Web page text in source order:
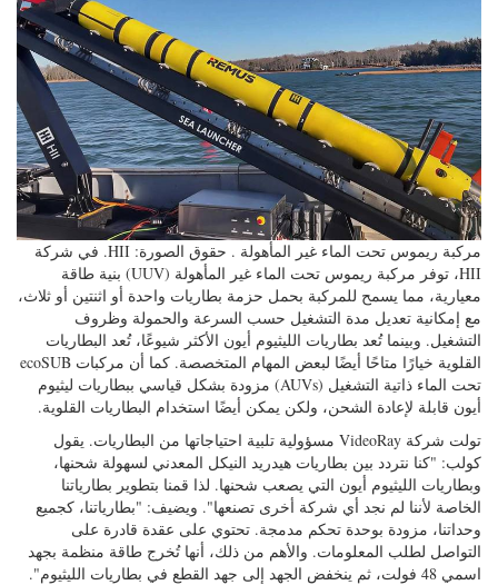
مركبة ريموس تحت الماء غير المأهولة . حقوق الصورة: HII.
في شركة
HII، توفر مركبة ريموس تحت الماء غير المأهولة (UUV) بنية طاقة
معيارية، مما يسمح للمركبة بحمل حزمة بطاريات واحدة أو اثنتين أو ثلاث،
مع إمكانية تعديل مدة التشغيل حسب السرعة والحمولة وظروف
التشغيل. وبينما تُعد بطاريات الليثيوم أيون الأكثر شيوعًا، تُعد البطاريات
القلوية خيارًا متاحًا أيضًا لبعض المهام المتخصصة. كما أن مركبات ecoSUB
تحت الماء ذاتية التشغيل (AUVs) مزودة بشكل قياسي ببطاريات ليثيوم
أيون قابلة لإعادة الشحن، ولكن يمكن أيضًا استخدام البطاريات القلوية.
تولت شركة VideoRay مسؤولية تلبية احتياجاتها من البطاريات. يقول
كولب: "كنا نتردد بين بطاريات هيدريد النيكل المعدني لسهولة شحنها،
وبطاريات الليثيوم أيون التي يصعب شحنها. لذا قمنا بتطوير بطارياتنا
الخاصة لأننا لم نجد أي شركة أخرى تصنعها". ويضيف: "بطارياتنا، كجميع
وحداتنا، مزودة بوحدة تحكم مدمجة. تحتوي على عقدة قادرة على
التواصل لطلب المعلومات. والأهم من ذلك، أنها تُخرج طاقة منظمة بجهد
اسمي 48 فولت، ثم ينخفض الجهد إلى جهد القطع في بطاريات الليثيوم".